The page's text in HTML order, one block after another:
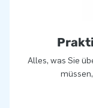
Alles, was Sie